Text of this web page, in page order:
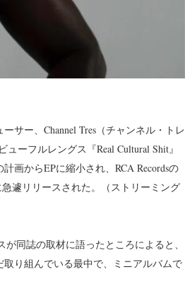
サー、Channel Tres（チャンネル・トレ
ューフルレングス『Real Cultural Shit』
画からEPに縮小され、RCA Recordsの
遽リリースされた。（ストリーミング
同誌の取材に語ったところによると、
り組んでいる最中で、ミニアルバムで